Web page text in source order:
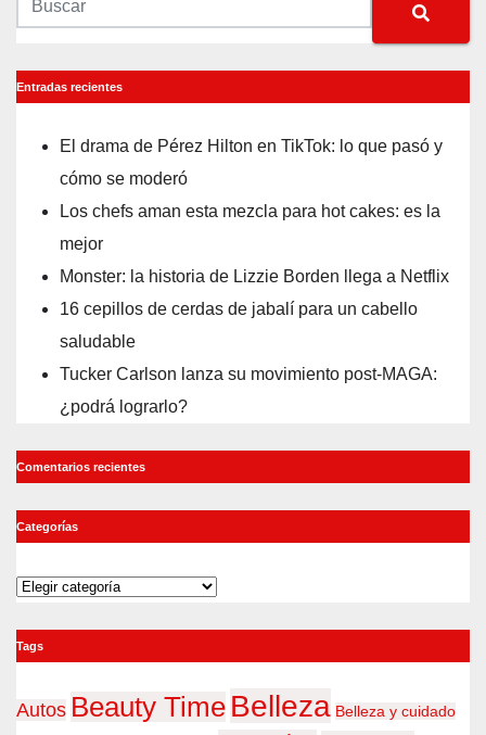
Entradas recientes
El drama de Pérez Hilton en TikTok: lo que pasó y
cómo se moderó
Los chefs aman esta mezcla para hot cakes: es la
mejor
Monster: la historia de Lizzie Borden llega a Netflix
16 cepillos de cerdas de jabalí para un cabello
saludable
Tucker Carlson lanza su movimiento post-MAGA:
¿podrá lograrlo?
Comentarios recientes
Categorías
Categorías
Tags
Autos Beauty Time Belleza Belleza y cuidado